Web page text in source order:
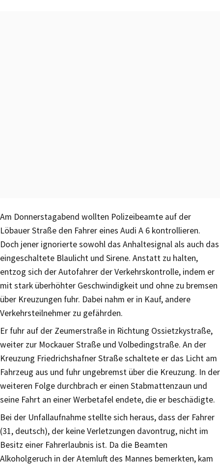
Am Donnerstagabend wollten Polizeibeamte auf der
Löbauer Straße den Fahrer eines Audi A 6 kontrollieren.
Doch jener ignorierte sowohl das Anhaltesignal als auch das
eingeschaltete Blaulicht und Sirene. Anstatt zu halten,
entzog sich der Autofahrer der Verkehrskontrolle, indem er
mit stark überhöhter Geschwindigkeit und ohne zu bremsen
über Kreuzungen fuhr. Dabei nahm er in Kauf, andere
Verkehrsteilnehmer zu gefährden.
Er fuhr auf der Zeumerstraße in Richtung Ossietzkystraße,
weiter zur Mockauer Straße und Volbedingstraße. An der
Kreuzung Friedrichshafner Straße schaltete er das Licht am
Fahrzeug aus und fuhr ungebremst über die Kreuzung. In der
weiteren Folge durchbrach er einen Stabmattenzaun und
seine Fahrt an einer Werbetafel endete, die er beschädigte.
Bei der Unfallaufnahme stellte sich heraus, dass der Fahrer
(31, deutsch), der keine Verletzungen davontrug, nicht im
Besitz einer Fahrerlaubnis ist. Da die Beamten
Alkoholgeruch in der Atemluft des Mannes bemerkten, kam